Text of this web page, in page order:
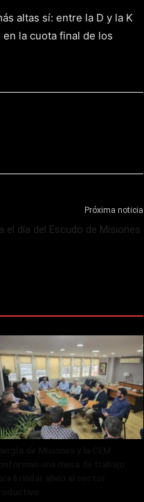
altas sí: entre la D y la K
la cuota final de los
Próxima noticia
el día del Escudo de Misiones